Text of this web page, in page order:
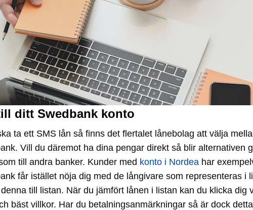
ditt Swedbank konto
ta ett SMS lån så finns det flertalet lånebolag att välja
Vill du däremot ha dina pengar direkt så blir alternativen
till andra banker. Kunder med konto i Nordeahar
får istället nöja dig med de långivare som representeras
till listan. När du jämfört lånen i listan kan du klicka
bäst villkor. Har du betalningsanmärkningar så är dock